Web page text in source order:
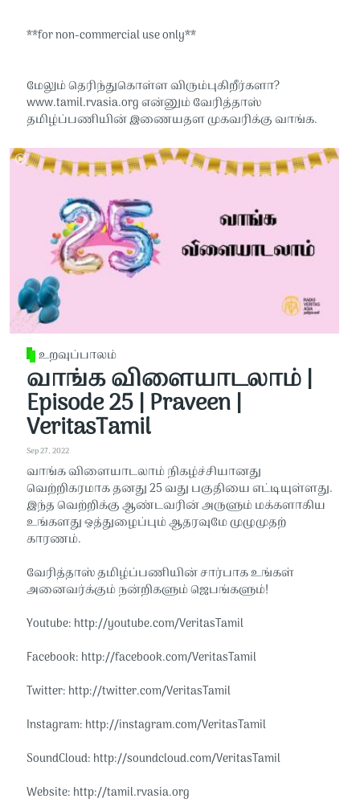
**for non-commercial use only**
மேலும் தெரிந்துகொள்ள விரும்புகிறீர்களா?
www.tamil.rvasia.org என்னும் வேரித்தாஸ்
தமிழ்ப்பணியின் இணையதள முகவரிக்கு வாங்க.
உறவுப்பாலம்
வாங்க விளையாடலாம் |
Episode 25 | Praveen |
VeritasTamil
Sep 27, 2022
வாங்க விளையாடலாம் நிகழ்ச்சியானது
வெற்றிகரமாக தனது 25 வது பகுதியை எட்டியுள்ளது.
இந்த வெற்றிக்கு ஆண்டவரின் அருளும் மக்களாகிய
உங்களது ஒத்துழைப்பும் ஆதரவுமே முழுமுதற்
காரணம்.
வேரித்தாஸ் தமிழ்ப்பணியின் சார்பாக உங்கள்
அனைவர்க்கும் நன்றிகளும் ஜெபங்களும்!
Youtube: http://youtube.com/VeritasTamil​​
Facebook: http://facebook.com/VeritasTamil​​
Twitter: http://twitter.com/VeritasTamil​​
Instagram: http://instagram.com/VeritasTamil​​
SoundCloud: http://soundcloud.com/VeritasTamil​​
Website: http://tamil.rvasia.org​​